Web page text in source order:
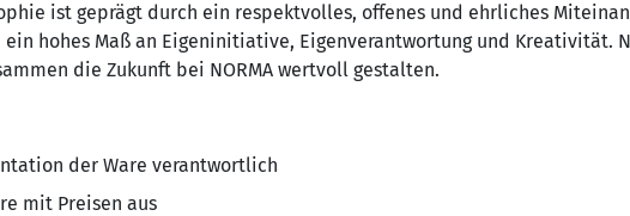
ist geprägt durch ein re­spekt­vol­les, offenes und ehr­li­ches
ho­hes Maß an Eigeninitiative, Eigenverantwortung und Krea­ti­vi­tät.
die Zukunft bei NORMA wertvoll gestalten.
der Ware verantwortlich
mit Preisen aus